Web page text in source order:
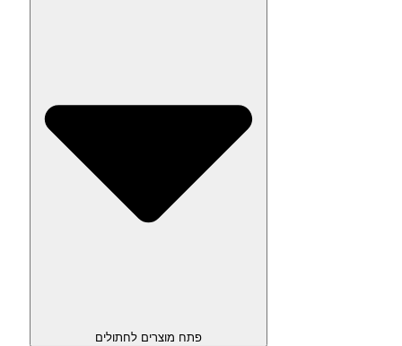
פתח מוצרים לחתולים